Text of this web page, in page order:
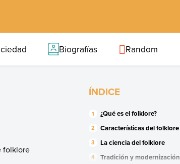
Biografías Random
folklore
ÍNDICE
¿Qué es el folklore?
Características del folklore
La ciencia del folklore
Tradición y modernización